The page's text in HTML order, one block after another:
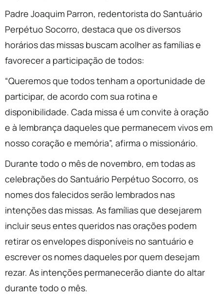
Padre Joaquim Parron, redentorista do Santuário
Perpétuo Socorro, destaca que os diversos
horários das missas buscam acolher as famílias e
favorecer a participação de todos:
“Queremos que todos tenham a oportunidade de
participar, de acordo com sua rotina e
disponibilidade. Cada missa é um convite à oração
e à lembrança daqueles que permanecem vivos em
nosso coração e memória”, afirma o missionário.
Durante todo o mês de novembro, em todas as
celebrações do Santuário Perpétuo Socorro, os
nomes dos falecidos serão lembrados nas
intenções das missas. As famílias que desejarem
incluir seus entes queridos nas orações podem
retirar os envelopes disponíveis no santuário e
escrever os nomes daqueles por quem desejam
rezar. As intenções permanecerão diante do altar
durante todo o mês.